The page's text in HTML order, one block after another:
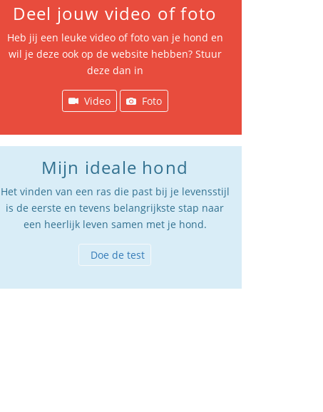
Deel jouw video of foto
Heb jij een leuke video of foto van je hond en
wil je deze ook op de website hebben? Stuur
deze dan in
Video Foto
Mijn ideale hond
Het vinden van een ras die past bij je levensstijl
is de eerste en tevens belangrijkste stap naar
een heerlijk leven samen met je hond.
Doe de test